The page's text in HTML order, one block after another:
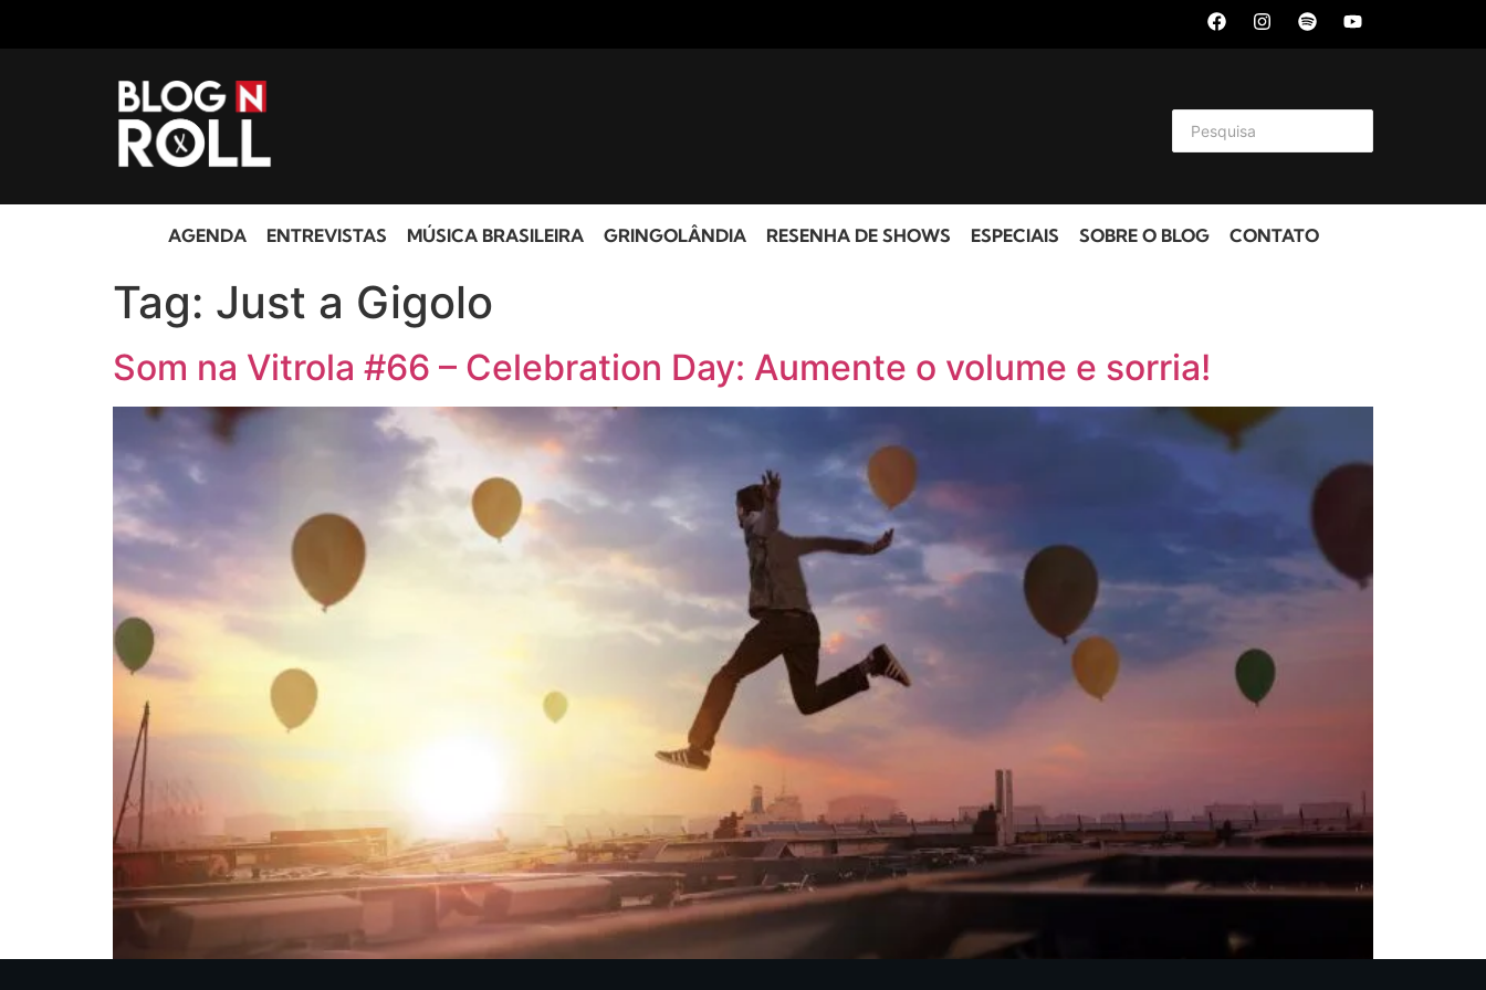
AGENDA ENTREVISTAS MÚSICA BRASILEIRA GRINGOLÂNDIA RESENHA DE SHOWS ESPECIAIS SOBRE O BLOG CONTATO
Tag: Just a Gigolo
Som na Vitrola #66 – Celebration Day: Aumente o volume e sorria!